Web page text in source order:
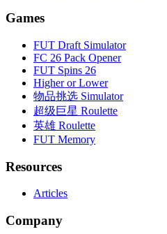
Games
FUT Draft Simulator
FC 26 Pack Opener
FUT Spins 26
Higher or Lower
物品挑选 Simulator
超级巨星 Roulette
英雄 Roulette
FUT Memory
Resources
Articles
Company